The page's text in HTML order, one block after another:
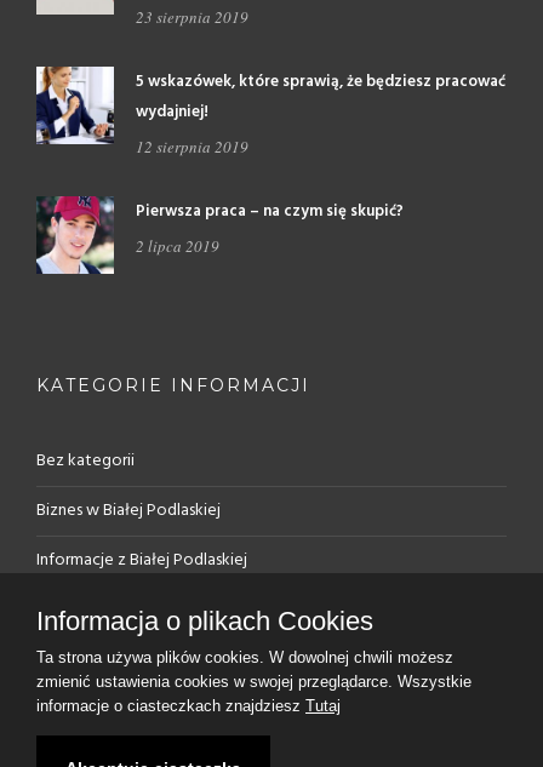
23 sierpnia 2019
5 wskazówek, które sprawią, że będziesz pracować
wydajniej!
12 sierpnia 2019
Pierwsza praca – na czym się skupić?
2 lipca 2019
KATEGORIE INFORMACJI
Bez kategorii
Biznes w Białej Podlaskiej
Informacje z Białej Podlaskiej
PUP – rejestracja, oferty
Rynek pracy w Białej Podlaskiej
Informacja o plikach Cookies
Ta strona używa plików cookies. W dowolnej chwili możesz
zmienić ustawienia cookies w swojej przeglądarce. Wszystkie
informacje o ciasteczkach znajdziesz Tutaj